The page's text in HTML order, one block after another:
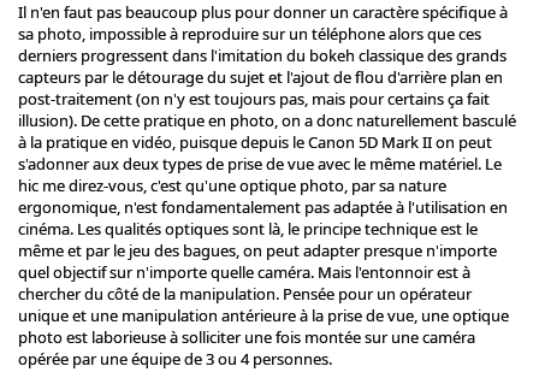
Il n'en faut pas beaucoup plus pour donner un caractère spécifique à
sa photo, impossible à reproduire sur un téléphone alors que ces
derniers progressent dans l'imitation du bokeh classique des grands
capteurs par le détourage du sujet et l'ajout de flou d'arrière plan en
post-traitement (on n'y est toujours pas, mais pour certains ça fait
illusion). De cette pratique en photo, on a donc naturellement basculé
à la pratique en vidéo, puisque depuis le Canon 5D Mark II on peut
s'adonner aux deux types de prise de vue avec le même matériel. Le
hic me direz-vous, c'est qu'une optique photo, par sa nature
ergonomique, n'est fondamentalement pas adaptée à l'utilisation en
cinéma. Les qualités optiques sont là, le principe technique est le
même et par le jeu des bagues, on peut adapter presque n'importe
quel objectif sur n'importe quelle caméra. Mais l'entonnoir est à
chercher du côté de la manipulation. Pensée pour un opérateur
unique et une manipulation antérieure à la prise de vue, une optique
photo est laborieuse à solliciter une fois montée sur une caméra
opérée par une équipe de 3 ou 4 personnes.